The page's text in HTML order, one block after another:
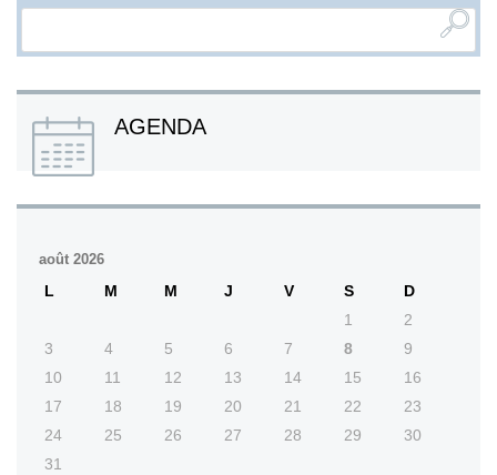
AGENDA
août 2026
L M M J V S
D
1
2
3
4 5 6 7 8
9
10
11 12 13 14 15
16
17
18 19 20 21 22
23
24
25 26 27 28 29
30
31